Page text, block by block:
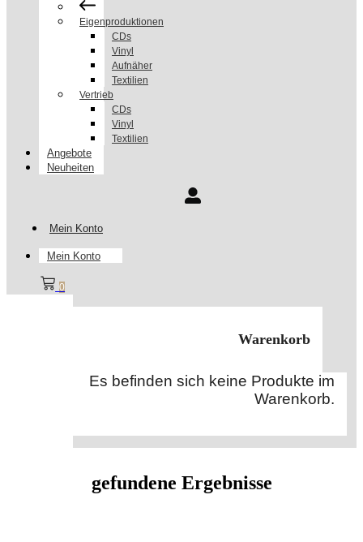
Eigenproduktionen
CDs
Vinyl
Aufnäher
Textilien
Vertrieb
CDs
Vinyl
Textilien
Angebote
Neuheiten
Mein Konto
Mein Konto
0
Warenkorb
Es befinden sich keine Produkte im
Warenkorb.
gefundene Ergebnisse